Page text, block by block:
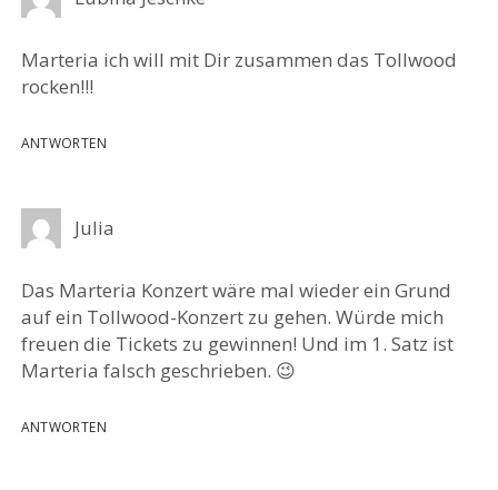
Marteria ich will mit Dir zusammen das Tollwood
rocken!!!
ANTWORTEN
Julia
Das Marteria Konzert wäre mal wieder ein Grund
auf ein Tollwood-Konzert zu gehen. Würde mich
freuen die Tickets zu gewinnen! Und im 1. Satz ist
Marteria falsch geschrieben. 😉
ANTWORTEN